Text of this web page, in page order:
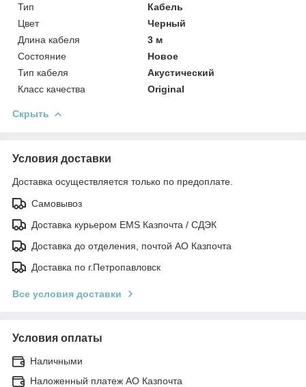
Тип
Кабель
Цвет
Черный
Длина кабеля
3 м
Состояние
Новое
Тип кабеля
Акустический
Класс качества
Original
Скрыть
Условия доставки
Доставка осуществляется только по предоплате.
Самовывоз
Доставка курьером EMS Казпочта / СДЭК
Доставка до отделения, почтой АО Казпочта
Доставка по г.Петропавловск
Все условия доставки
Условия оплаты
Наличными
Наложенный платеж АО Казпочта